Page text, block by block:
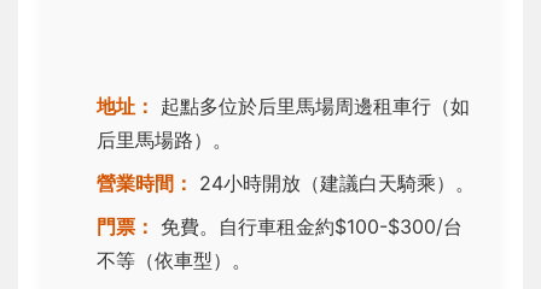
地址： 起點多位於后里馬場周邊租車行（如
后里馬場路）。
營業時間： 24小時開放（建議白天騎乘）。
門票： 免費。自行車租金約$100-$300/台
不等（依車型）。